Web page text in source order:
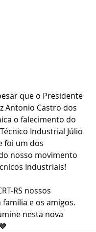
que o Presidente
Antonio Castro dos
o falecimento do
Industrial Júlio
foi um dos
nosso movimento
Industriais!
RS nossos
e os amigos.
nesta nova